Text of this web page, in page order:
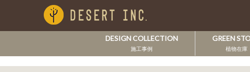
DESIGN COLLECTION
施工事例
GREEN
植物在庫